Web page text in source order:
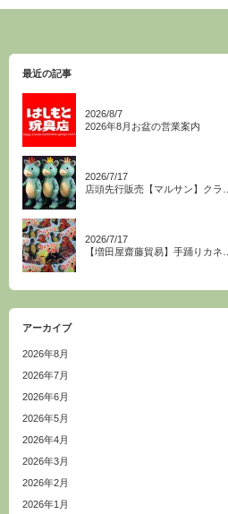
最近の記事
2026/8/7
2026年8月お盆の営業案内
2026/7/17
店頭先行販売【マルサン】クラ…
2026/7/17
【増田屋齋藤貿易】手踊りカネ…
アーカイブ
2026年8月
2026年7月
2026年6月
2026年5月
2026年4月
2026年3月
2026年2月
2026年1月